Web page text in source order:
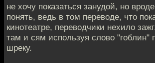
не хочу показаться занудой, но
понять, ведь в том переводе, что
кинотеатре, переводчики нехило
там и сям используя слово "гоблин"
шреку.